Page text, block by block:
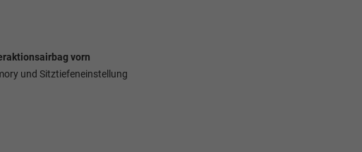
vorn
und Sitztiefeneinstellungcalakovic@take-your-car.de